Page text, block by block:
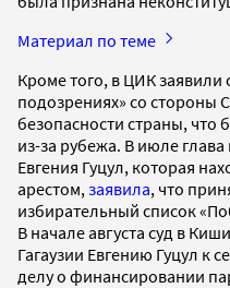
Материал по теме
Кроме того, в ЦИК
подозрениях» со
безопасности страны, что
из-за рубежа. В июле глава
Евгения Гуцул, которая
арестом, заявила, что
избирательный список
В начале августа суд в
Гагаузии Евгению Гуцул к
делу о финансировании